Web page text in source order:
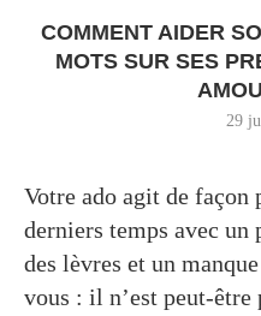
COMMENT AIDER
MOTS SUR SES
29
Votre ado agit de
derniers temps avec
des lèvres et un
vous : il n’est peut-être